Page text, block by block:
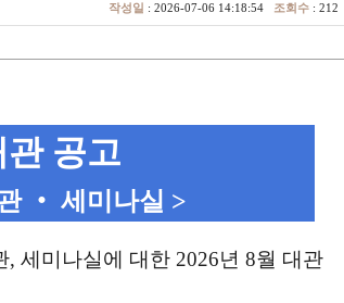
작성일 : 2026-07-06 14:18:54 조회수 : 212
관 공고
‧ 세미나실 >
세미나실에 대한 2026년 8월 대관